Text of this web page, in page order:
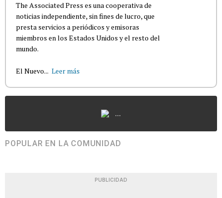
The Associated Press es una cooperativa de
noticias independiente, sin fines de lucro, que
presta servicios a periódicos y emisoras
miembros en los Estados Unidos y el resto del
mundo.
El Nuevo... Leer más
...
POPULAR EN LA COMUNIDAD
PUBLICIDAD